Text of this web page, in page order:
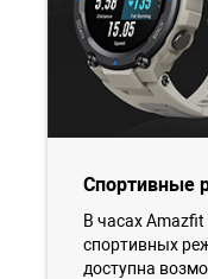
Спортивные
В часах Amazfit
спортивных
доступна